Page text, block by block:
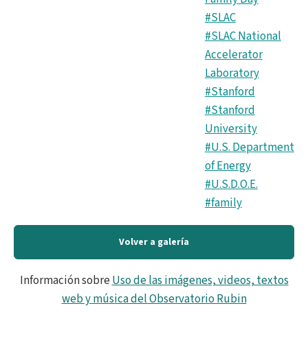
#SLAC
#SLAC National
Accelerator
Laboratory
#Stanford
#Stanford
University
#U.S. Department
of Energy
#U.S.D.O.E.
#family
Volver a galería
Información sobreUso de las imágenes, videos, textos
web y música del Observatorio Rubin